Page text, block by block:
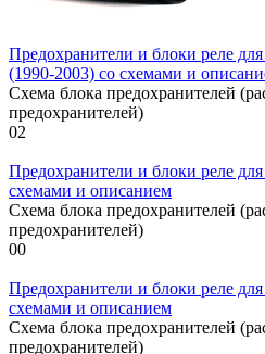
Предохранители и блоки реле
(1990-2003) со схемами и
Схема блока предохранителей
предохранителей)
02
Предохранители и блоки реле
схемами и описанием
Схема блока предохранителей
предохранителей)
00
Предохранители и блоки реле
схемами и описанием
Схема блока предохранителей
предохранителей)